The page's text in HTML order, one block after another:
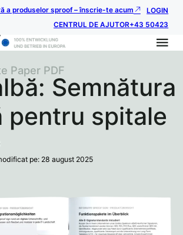
a produselor sproof – înscrie-te acum
LOGIN
CENTRUL DE AJUTOR+43 50423
Semnătura
pentru spitale
Paper PDF
pe: 28 august 2025